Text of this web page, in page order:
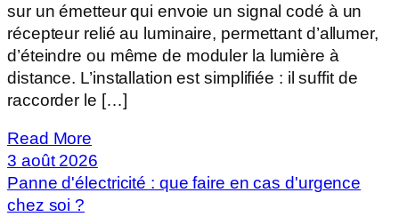
sur un émetteur qui envoie un signal codé à un
récepteur relié au luminaire, permettant d’allumer,
d’éteindre ou même de moduler la lumière à
distance. L’installation est simplifiée : il suffit de
raccorder le […]
Read More
3 août 2026
Panne d'électricité : que faire en cas d'urgence
chez soi ?